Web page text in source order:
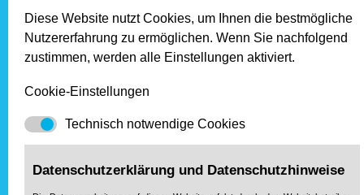
Diese Website nutzt Cookies, um Ihnen die bestmögliche
Nutzererfahrung zu ermöglichen. Wenn Sie nachfolgend
zustimmen, werden alle Einstellungen aktiviert.
Cookie-Einstellungen
Technisch notwendige Cookies
Datenschutzerklärung und Datenschutzhinweise